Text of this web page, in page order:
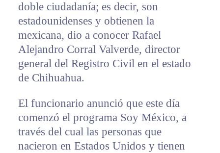
doble ciudadanía; es decir, son
estadounidenses y obtienen la
mexicana, dio a conocer Rafael
Alejandro Corral Valverde, director
general del Registro Civil en el estado
de Chihuahua.
El funcionario anunció que este día
comenzó el programa Soy México, a
través del cual las personas que
nacieron en Estados Unidos y tienen